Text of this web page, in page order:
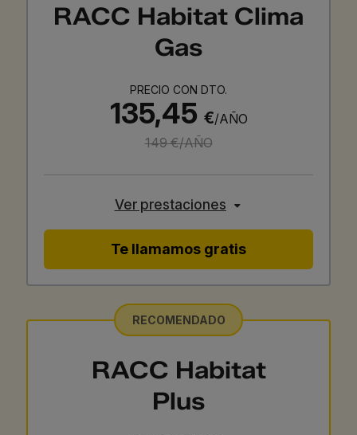
RACC Habitat Clima
Gas
PRECIO CON DTO.
135,45 €/AÑO
149 €/AÑO
Ver prestaciones
Te llamamos gratis
RECOMENDADO
RACC Habitat
Plus